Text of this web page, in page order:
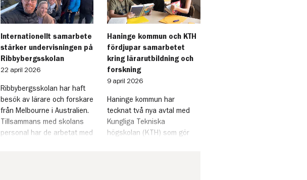
Internationellt samarbete
stärker undervisningen på
Ribbybergsskolan
22 april 2026
Ribbybergsskolan har haft
besök av lärare och forskare
från Melbourne i Australien.
Tillsammans med skolans
personal har de arbetat med
Haninge kommun och KTH
fördjupar samarbetet
kring lärarutbildning och
forskning
9 april 2026
Haninge kommun har
tecknat två nya avtal med
Kungliga Tekniska
högskolan (KTH) som gör